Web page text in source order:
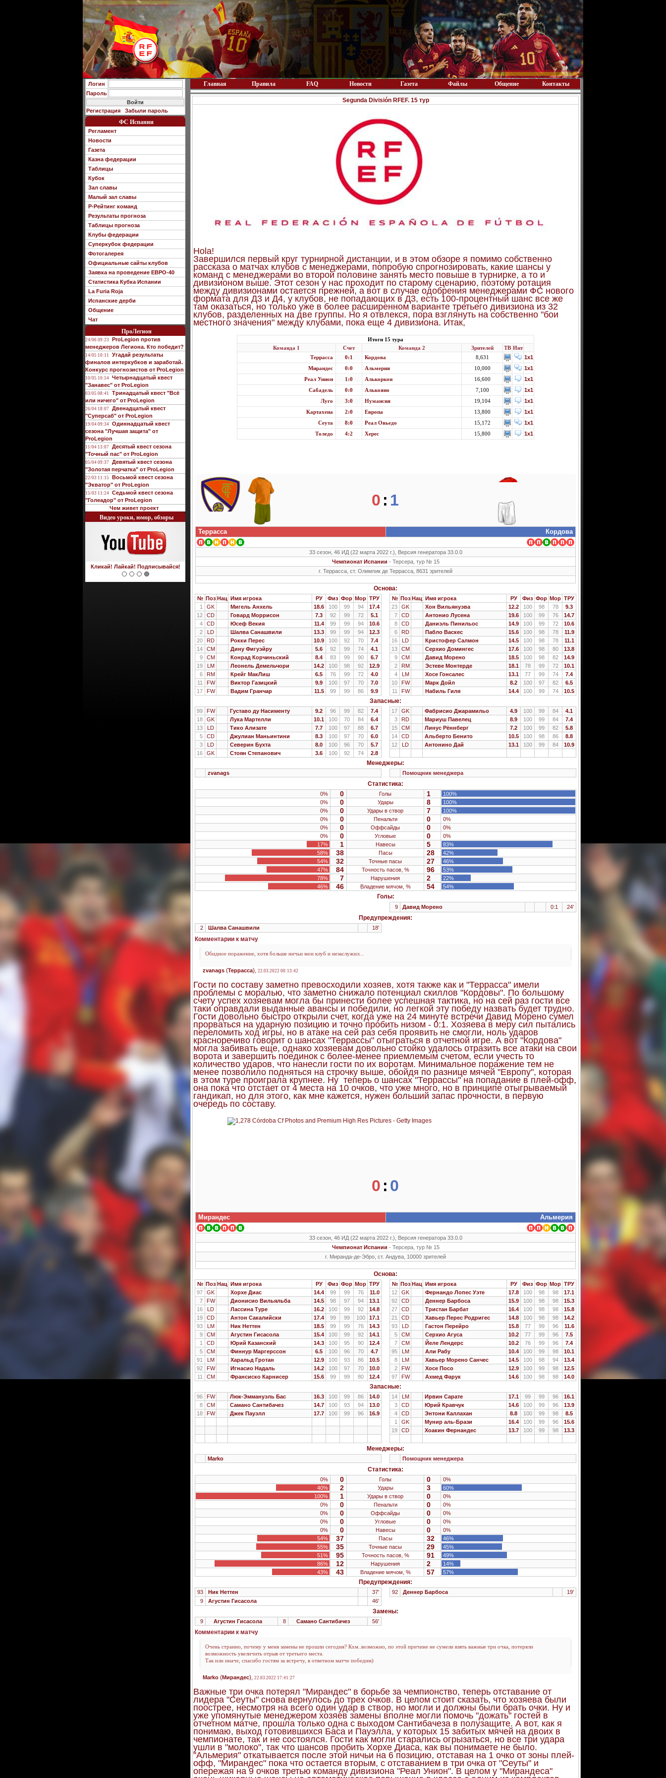
Логин
Пароль
Регистрация Забыли пароль
ФС Испании
Регламент
Новости
Газета
Казна федерации
Таблицы
Кубок
Зал славы
Малый зал славы
Р-Рейтинг команд
Результаты прогноза
Таблицы прогноза
Клубы федерации
Суперкубок федерации
Фотогалерея
Официальные сайты клубов
Заявка на проведение ЕВРО-40
Статистика Кубка Испании
La Furia Roja
Испанские дерби
Общение
Чат
ПроЛегион
24/06 09:23
ProLegion против
менеджеров Легиона. Кто победит?
14/05 10:11
Угадай результаты
финалов интеркубков и заработай.
Конкурс прогнозистов от ProLegion
10/05 10:54 Четырнадцатый квест
"Занавес" от ProLegion
03/05 08:41
Тринадцатый квест "Всё
или ничего" от ProLegion
26/04 18:07 Двенадцатый квест
"Суперсаб" от ProLegion
19/04 09:34 Одиннадцатый квест
сезона "Лучшая защита" от
ProLegion
11/04 13:07 Десятый квест сезона
"Точный пас" от ProLegion
05/04 09:37 Девятый квест сезона
"Золотая перчатка" от ProLegion
22/03 11:15
Восьмой квест сезона
"Экватор" от ProLegion
15/03 11:24 Седьмой квест сезона
"Голеадор" от ProLegion
Чем живет проект
О футболе и не только
Интегрирован с чатом форума!
Главная Правила FAQ Новости Газета Файлы Общение Контакты
Segunda División RFEF. 15 тур
Hola!
Завершился первый круг турнирной дистанции, и в этом обзоре я помимо собственно
рассказа о матчах клубов с менеджерами, попробую спрогнозировать, какие шансы у
команд c менеджерами во второй половине занять место повыше в турнирке, а то и
дивизионом выше. Этот сезон у нас проходит по старому сценарию, поэтому ротация
между дивизионами остается прежней, а вот в случае одобрения менеджерами ФС нового
формата для Д3 и Д4, у клубов, не попадающих в Д3, есть 100-процентный шанс все же
там оказаться, но только уже в более расширенном варианте третьего дивизиона из 32
клубов, разделенных на две группы. Но я отвлекся, пора взглянуть на собственно "бои
местного значения" между клубами, пока еще 4 дивизиона. Итак,
Итоги 15 тура
Команда 1
Счет Команда 2 Зрителей ТВ Инт
Террасса
0:1 Кордова 8,631
1x1
Мирандес
0:0 Альмерия 10,000
1x1
Реал Унион
1:0 Алькоркон 16,600
1x1
Сабадель
0:0 Алькояно 7,100
1x1
Луго
3:0 Нумансия 19,104
1x1
Картахена
2:0 Европа 13,800
1x1
Сеута
8:0 Реал Овьедо 15,172
1x1
Толедо
4:2 Херес 15,800 1x1
0 : 1
Террасса Кордова
33 сезон, 46 ИД (22 марта 2022 г.), Версия генератора 33.0.0
Чемпионат Испании - Терсера, тур № 15
г. Террасса, ст. Олимпик де Террасса, 8631 зрителей
Основа:
№ Поз Нац Имя игрока РУ Физ Фор Мор ТРУ
1
GK Мигель Анхель 18.6 100 99 94
17.4
12
CD Говард Моррисон 7.3 92 99 72
5.1
4
CD Юсеф Векия 11.4 99 99 94
10.6
2
LD Шалва Санашвили 13.3 99 99 94
12.3
20
RD Рокки Перес 10.9 100 92 70
7.4
14
CM Дину Фигуэйру 5.6 92 99 74
4.1
9
CM Конрад Корчиньский 8.4 83 99 90
6.7
19
LM Леонель Демельчори 14.2 100 98 92
12.9
6
RM Крейг МакЛиш 6.5 76 99 72
4.0
11
FW Виктор Газицкий 9.9 100 97 70
7.0
17
FW Вадим Гранчар 11.5 99 99 86 9.9
№ Поз Нац Имя игрока РУ Физ Фор Мор ТРУ
23
GK Хон Вильянуэва 12.2 100 98 78
9.3
7
CD Антонио Лусена 19.6 100 99 76
14.7
8
CD Даниэль Пинильос 14.9 100 99 72
10.6
6
RD Пабло Васкес 15.6 100 98 78
11.9
16
LD Кристофер Салмон 14.5 100 98 78
11.1
13
CM Серхио Домингес 17.6 100 98 80
13.8
9
CM Давид Морено 18.5 100 98 82
14.9
2
RM Эстеве Монтерде 18.1 78 99 72
10.1
4
LM Хосе Гонсалес 13.1 77 99 74
7.4
10
FW Марк Дойл 8.2 100 97 82
6.5
11
FW Набиль Гиля 14.4 100 99 74 10.5
Запасные:
99 FW Густаво ду Насименту 9.2 96 99 82
7.4
18
GK Лука Мартелли 10.1 100 70 84
6.4
13
LD Тико Ализате 7.7 100 97 88
6.7
5
CD Джулиан Маньинтини 8.3 100 97 70
6.0
3
LD Северин Бухта 8.0 100 96 70
5.7
16
GK Стоян Степанович 3.6 100 92 74 2.8
17 GK Фабрисио Джарамильо 4.9 100 99 84
4.1
3
RD Мариуш Павелец 8.9 100 99 84
7.4
15
CM Линус Рённберг 7.2 100 99 82
5.8
14
CD Альберто Бенито 10.5 100 98 86
8.8
12
LD Антонино Дай 13.1 100 99 84 10.9
Менеджеры:
zvanags Помощник менеджера
Статистика:
0% 0 Голы 1
100%
0%
0 Удары 8
100%
0%
0 Удары в створ 7
100%
0%
0 Пенальти 0
0%
0%
0 Оффсайды 0
0%
0%
0 Угловые 0
0%
17%
1 Навесы 5
83%
58%
38 Пасы 28
42%
54%
32 Точные пасы 27
46%
47%
84 Точность пасов, % 96
53%
78%
7 Нарушения 2
22%
46%
46 Владение мячом, % 54 54%
Голы:
9 Давид Морено 0:1 24'
Предупреждения:
2 Шалва Санашвили 18'
Комментарии к матчу
Обидное поражение, хотя больше ничьи мои клуб и незаслужил...
zvanags (Террасса), 22.03.2022 00:13:42
Гости по составу заметно превосходили хозяев, хотя также как и "Террасса" имели
проблемы с моралью, что заметно снижало потенциал скиллов "Кордовы". По большому
счету успех хозяевам могла бы принести более успешная тактика, но на сей раз гости все
таки оправдали выданные авансы и победили, но легкой эту победу назвать будет трудно.
Гости довольно быстро открыли счет, когда уже на 24 минуте встречи Давид Морено сумел
прорваться на ударную позицию и точно пробить низом - 0:1. Хозяева в меру сил пытались
переломить ход игры, но в атаке на сей раз себя проявить не смогли, ноль ударов
красноречиво говорит о шансах "Террассы" отыграться в отчетной игре. А вот "Кордова"
могла забивать еще, однако хозяевам довольно стойко удалось отразить все атаки на свои
ворота и завершить поединок с более-менее приемлемым счетом, если учесть то
количество ударов, что нанесли гости по их воротам. Минимальное поражение тем не
менее позволило подняться на строчку выше, обойдя по разнице мячей "Европу", которая
в этом туре проиграла крупнее. Ну теперь о шансах "Террассы" на попадание в плей-офф,
она пока что отстает от 4 места на 10 очков, что уже много, но в принципе отыгрываемый
гандикап, но для этого, как мне кажется, нужен больший запас прочности, в первую
очередь по составу.
0 : 0
Мирандес Альмерия
33 сезон, 46 ИД (22 марта 2022 г.), Версия генератора 33.0.0
Чемпионат Испании - Терсера, тур № 15
г. Миранда-де-Эбро, ст. Андува, 10000 зрителей
Основа:
№ Поз Нац Имя игрока РУ Физ Фор Мор ТРУ
97
GK Хорхе Диас 14.4 99 99 76
11.0
7
FW Дионисио Вильяльба 14.5 98 97 94
13.1
16
LD Лассина Туре 16.2 100 99 92
14.8
19
CD Антон Сакалийски 17.4 99 99 100
17.1
93
LM Ник Неттен 18.5 99 99 76
14.3
9
CM Агустин Гисасола 15.4 100 99 92
14.1
1
CD Юрий Казанский 14.3 100 95 90
12.4
5
CM Финнур Маргерссон 6.5 100 96 70
4.7
91
LM Харальд Гротан 12.9 100 93 86
10.5
92
FW Игнасио Надаль 14.2 100 97 70
10.0
11
CM Франсиско Карнисер 15.6 99 99 80 12.4
№ Поз Нац Имя игрока РУ Физ Фор Мор ТРУ
12
GK Фернандо Лопес Уэте 17.8 100 98 98
17.1
92
CD Деннер Барбоса 15.9 100 98 98
15.3
27
CD Тристан Барбат 16.4 100 98 98
15.8
21
CD Хавьер Перес Родригес 14.8 100 98 98
14.2
93
LD Гастон Перейро 15.8 77 99 96
11.6
5
CM Серхио Агуса 10.2 77 99 96
7.5
7
CM Йеле Лендерс 10.2 76 99 96
7.4
95
LM Али Рабу 10.4 100 99 98
10.1
8
LM Хавьер Морено Санчес 14.5 100 98 94
13.4
2
FW Хосе Посо 12.9 100 99 98
12.5
97
FW Ахмед Фарук 14.6 100 98 98 14.0
Запасные:
96 FW Люк-Эммануэль Бас 16.3 100 99 86
14.0
8
CM Самано Сантибачез 14.7 100 93 94
13.0
18
FW Джек Пауэлл 17.7 100 99 96 16.9
14 LM Ирвин Сарате 17.1 99 99 96
16.1
3
CD Юрий Кравчук 14.6 100 99 96
13.9
4
CD Энтони Каллахан 8.8 100 99 98
8.5
1
GK Мунир аль-Брази 16.4 100 99 96
15.6
19
CD Хоакин Фернандес 13.7 100 99 98 13.3
Менеджеры:
Marko Помощник менеджера
Статистика:
0% 0 Голы 0
0%
40%
2 Удары 3
60%
100%
1 Удары в створ 0
0%
0%
0 Пенальти 0
0%
0%
0 Оффсайды 0
0%
0%
0 Угловые 0
0%
0%
0 Навесы 0
0%
54%
37 Пасы 32
46%
55%
35 Точные пасы 29
45%
51%
95 Точность пасов, % 91
49%
86%
12 Нарушения 2
14%
43%
43 Владение мячом, % 57 57%
Предупреждения:
93 Ник Неттен
37'
9
Агустин Гисасола 46'
92 Деннер Барбоса 19'
Замены:
9 Агустин Гисасола 8 Самано Сантибачез 56'
Комментарии к матчу
Очень странно, почему у меня замены не прошли сегодня? Кхм..возможно, по этой причине не сумели взять важные три очка, потеряли
возможность увеличить отрыв от третьего места.
Так или иначе, спасибо гостям за встречу, в ответном матче победим)
Marko (Мирандес), 22.03.2022 17:41:27
Важные три очка потерял "Мирандес" в борьбе за чемпионство, теперь отставание от
лидера "Сеуты" снова вернулось до трех очков. В целом стоит сказать, что хозяева были
поострее, несмотря на всего один удар в створ, но могли и должны были брать очки. Ну и
уже упомянутые менеджером хозяев замены вполне могли помочь "дожать" гостей в
отчетном матче, прошла только одна с выходом Сантибачеза в полузащите. А вот, как я
понимаю, выход готовившихся Баса и Пауэлла, у которых 15 забитых мячей на двоих в
чемпионате, так и не состоялся. Гости как могли старались огрызаться, но все три удара
ушли в "молоко", так что шансов пробить Хорхе Диаса, как вы понимаете не было.
"Альмерия" откатывается после этой ничьи на 6 позицию, отставая на 1 очко от зоны плей-
офф, "Мирандес" пока что остается вторым, с отставанием в три очка от "Сеуты" и
опережая на 9 очков третью команду дивизиона "Реал Унион". В целом у "Мирандеса"